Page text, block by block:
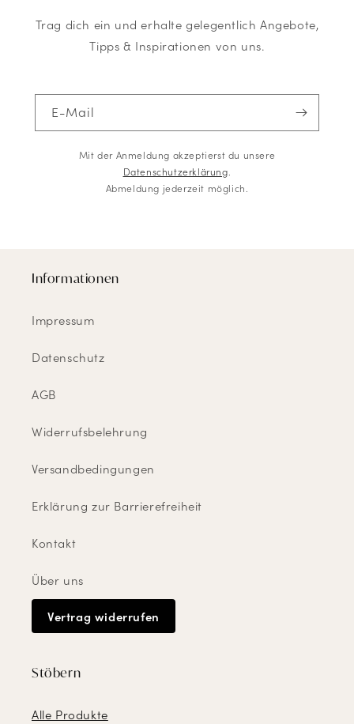
Trag dich ein und erhalte gelegentlich Angebote,
Tipps & Inspirationen von uns.
E-Mail
Mit der Anmeldung akzeptierst du unsere
Datenschutzerklärung.
Abmeldung jederzeit möglich.
Informationen
Impressum
Datenschutz
AGB
Widerrufsbelehrung
Versandbedingungen
Erklärung zur Barrierefreiheit
Kontakt
Über uns
Vertrag widerrufen
Stöbern
Alle Produkte